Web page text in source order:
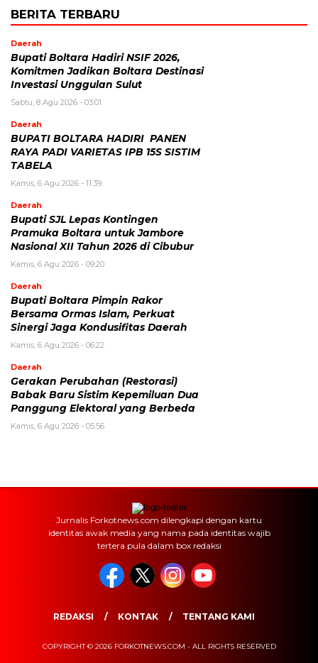
BERITA TERBARU
Daerah
Bupati Boltara Hadiri NSIF 2026,
Komitmen Jadikan Boltara Destinasi
Investasi Unggulan Sulut
Sabtu, 8 Agu 2026 - 03:01
Daerah
BUPATI BOLTARA HADIRI PANEN
RAYA PADI VARIETAS IPB 15S SISTIM
TABELA
Kamis, 6 Agu 2026 - 11:39
Daerah
Bupati SJL Lepas Kontingen
Pramuka Boltara untuk Jambore
Nasional XII Tahun 2026 di Cibubur
Kamis, 6 Agu 2026 - 09:20
Daerah
Bupati Boltara Pimpin Rakor
Bersama Ormas Islam, Perkuat
Sinergi Jaga Kondusifitas Daerah
Kamis, 6 Agu 2026 - 06:22
Daerah
Gerakan Perubahan (Restorasi)
Babak Baru Sistim Kepemiluan Dua
Panggung Elektoral yang Berbeda
Kamis, 6 Agu 2026 - 05:56
Jurnalis Forkotnews.com dilengkapi dengan kartu
identitas awak media yang nama pada identitas wajib
tertera pula dalam box redaksi
REDAKSI KONTAK TENTANG KAMI
COPYRIGHT © 2026 FORKOTNEWS.COM - ALL RIGHTS RESERVED